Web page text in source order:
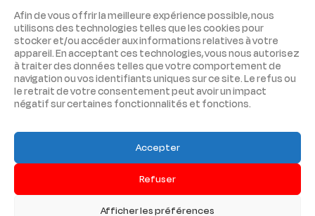
Afin de vous offrir la meilleure expérience possible, nous
utilisons des technologies telles que les cookies pour
stocker et/ou accéder aux informations relatives à votre
appareil. En acceptant ces technologies, vous nous autorisez
à traiter des données telles que votre comportement de
navigation ou vos identifiants uniques sur ce site. Le refus ou
le retrait de votre consentement peut avoir un impact
négatif sur certaines fonctionnalités et fonctions.
Accepter
Refuser
Afficher les préférences
MENTIONS LÉGALES
POLITIQUE DE CONFIDENTIALITÉ
PLAN DE SITE
Copyright © 2026 L'Agence Automobilière
Franchise. Tous droits réservés.